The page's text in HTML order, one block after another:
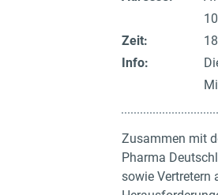
Zeit:
Info:
Zusammen mit
Pharma
sowie Vertretern